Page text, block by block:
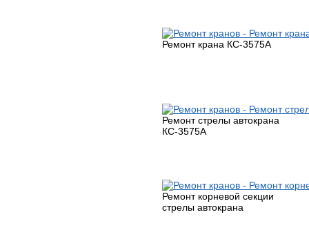
Ремонт крана КС-3575А
Ремонт стрелы автокрана
КС-3575А
Ремонт корневой секции
стрелы автокрана